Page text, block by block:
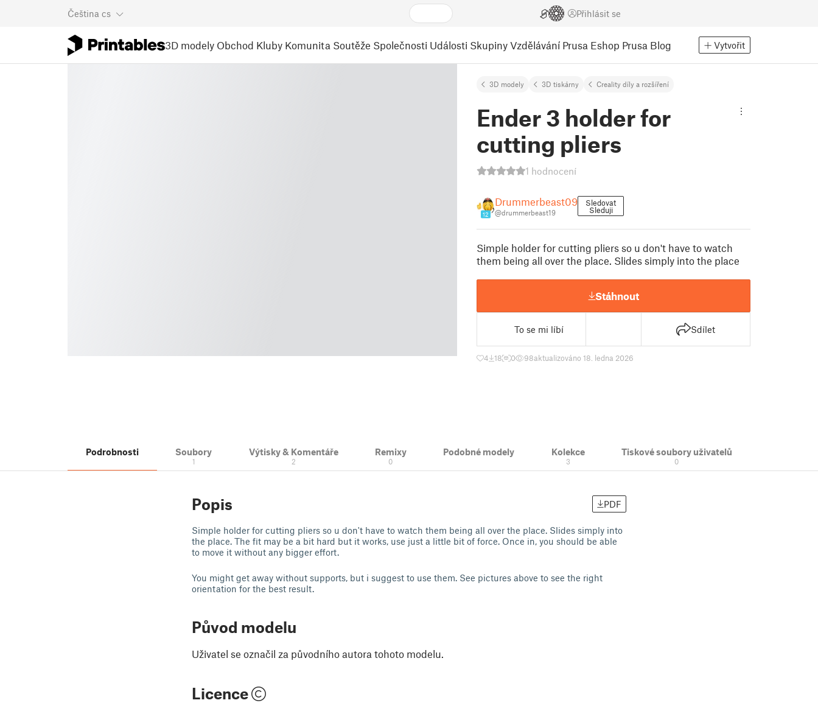
Čeština cs Přihlásit se
3D modely Obchod Kluby Komunita Soutěže Společnosti Události Skupiny Vzdělávání Prusa Eshop Prusa Blog Vytvořit
3D modely 3D tiskárny Creality díly a rozšíření
Ender 3 holder for
cutting pliers
1 hodnocení
12
Drummerbeast09
@drummerbeast19
Sledovat
Sleduji
Simple holder for cutting pliers so u don't have to watch
them being all over the place. Slides simply into the place
Stáhnout
To se mi líbí Sdílet
4 18 0 98aktualizováno 18. ledna 2026
Podrobnosti Soubory
1
Výtisky & Komentáře
2
Remixy
0
Podobné modely Kolekce
3
Tiskové soubory uživatelů
0
Popis PDF
Simple holder for cutting pliers so u don't have to watch them being all over the place. Slides simply into
the place. The fit may be a bit hard but it works, use just a little bit of force. Once in, you should be able
to move it without any bigger effort.
You might get away without supports, but i suggest to use them. See pictures above to see the right
orientation for the best result.
Původ modelu
Uživatel se označil za původního autora tohoto modelu.
Licence